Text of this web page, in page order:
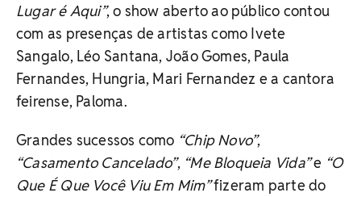
Lugar é Aqui”, o show aberto ao público contou
com as presenças de artistas como Ivete
Sangalo, Léo Santana, João Gomes, Paula
Fernandes, Hungria, Mari Fernandez e a cantora
feirense, Paloma.
Grandes sucessos como “Chip Novo”,
“Casamento Cancelado”, “Me Bloqueia Vida”e “O
Que É Que Você Viu Em Mim”fizeram parte do